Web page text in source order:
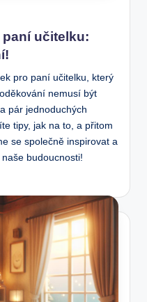
učitelku:
pro paní učitelku, který
nemusí být
pár jednoduchých
tipy, jak na to, a přitom
se společně inspirovat a
budoucnosti!